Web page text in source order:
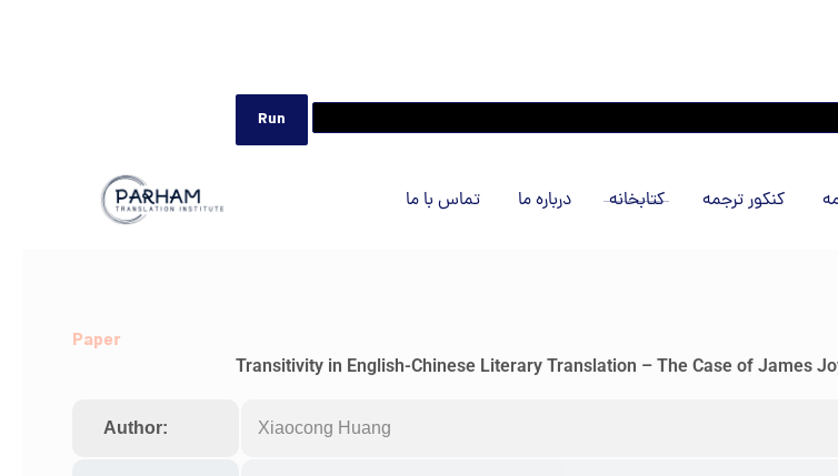
کنکور ترجمه کتابخانه درباره ما تماس با ما
Paper
Transitivity in English-Chinese Literary Translation – The Case of James
Author: Xiaocong Huang